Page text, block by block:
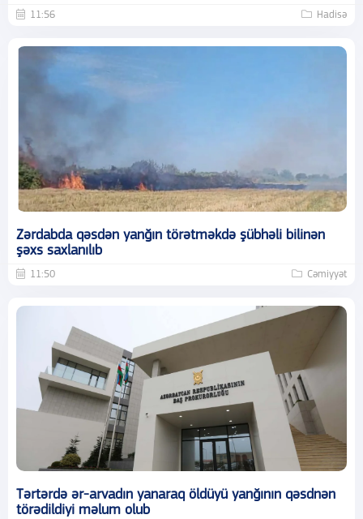
11:56 Hadisə
Zərdabda qəsdən yanğın törətməkdə şübhəli bilinən
şəxs saxlanılıb
11:50 Cəmiyyət
Tərtərdə ər-arvadın yanaraq öldüyü yanğının qəsdnən
törədildiyi məlum olub